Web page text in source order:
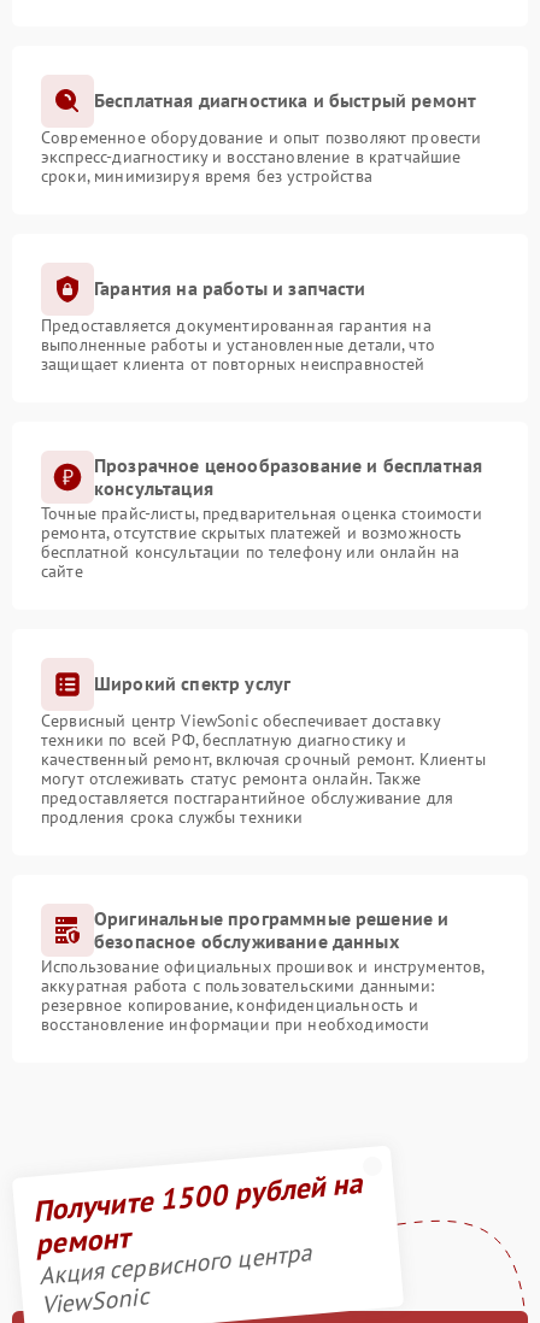
Бесплатная диагностика и быстрый ремонт
Современное оборудование и опыт позволяют провести
экспресс-диагностику и восстановление в кратчайшие
сроки, минимизируя время без устройства
Гарантия на работы и запчасти
Предоставляется документированная гарантия на
выполненные работы и установленные детали, что
защищает клиента от повторных неисправностей
Прозрачное ценообразование и бесплатная
консультация
Точные прайс-листы, предварительная оценка стоимости
ремонта, отсутствие скрытых платежей и возможность
бесплатной консультации по телефону или онлайн на
сайте
Широкий спектр услуг
Сервисный центр ViewSonic обеспечивает доставку
техники по всей РФ, бесплатную диагностику и
качественный ремонт, включая срочный ремонт. Клиенты
могут отслеживать статус ремонта онлайн. Также
предоставляется постгарантийное обслуживание для
продления срока службы техники
Оригинальные программные решение и
безопасное обслуживание данных
Использование официальных прошивок и инструментов,
аккуратная работа с пользовательскими данными:
резервное копирование, конфиденциальность и
восстановление информации при необходимости
Получите 1500 рублей на
ремонт
Акция сервисного центра
ViewSonic